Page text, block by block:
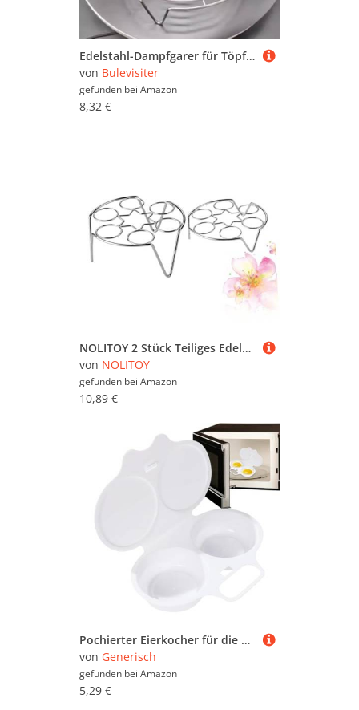
Edelstahl-Dampfgarer für Töpfe, Pfannen und Woks, geeignet zum Dämpfen von Knödeln, Eiern und zum Servieren als Grillständer (24 cm)
von Bulevisiter
gefunden bei Amazon
8,32 €
NOLITOY 2 Stück Teiliges Edelstahl Dampf eiergestell mit Hohem und Kurzem Fuß Multifunktionaler Dampfgarer und Eierhalter für Eier Spülmaschinenfest Lebensmittelecht Tragbar Vielseitig
von NOLITOY
gefunden bei Amazon
10,89 €
Pochierter Eierkocher für die Mikrowelle, Dampfgarer für pochierte Eier, 2 Eier, rund, Pochierbecher, Herd für gekochte Nudeln
von Generisch
gefunden bei Amazon
5,29 €